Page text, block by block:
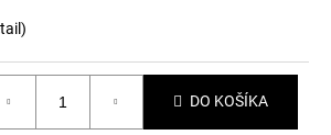
)
DO KOŠÍKA